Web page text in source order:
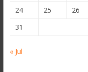
24
25 26
31
« Jul